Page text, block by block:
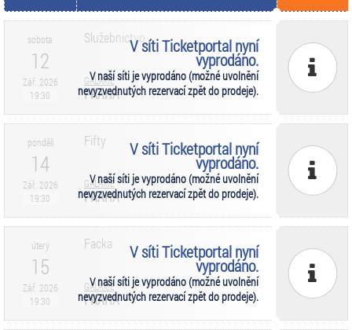
sobota
12
Zář. 2026
19:30
V síti Ticketportal nyní
vyprodáno.
V naší síti je vyprodáno (možné uvolnění
nevyzvednutých rezervací zpět do prodeje).
Služebnictvo
GALAXIE
PRAHA
pondělí
14
Zář. 2026
19:30
V síti Ticketportal nyní
vyprodáno.
V naší síti je vyprodáno (možné uvolnění
nevyzvednutých rezervací zpět do prodeje).
Fifty
GALAXIE
PRAHA
úterý
15
Zář. 2026
19:30
V síti Ticketportal nyní
vyprodáno.
V naší síti je vyprodáno (možné uvolnění
nevyzvednutých rezervací zpět do prodeje).
Facka
GALAXIE
PRAHA